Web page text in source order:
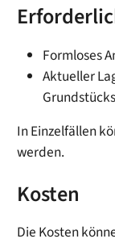
Formloses
Aktueller
In Einzelfällen
werden.
Kosten
Die Kosten